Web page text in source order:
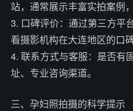
站，通常展示丰富实拍案例
3. 口碑评价：通过第三方平
看摄影机构在大连地区的口
4. 联系方式与客服：是否有
址、专业咨询渠道。
三、孕妇照拍摄的科学提示